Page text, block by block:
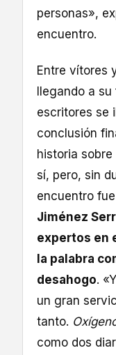
personas»,
encuentro.
Entre vítores
llegando a
escritores se
conclusión
historia
sí, pero, sin
encuentro
Jiménez
expertos en
la palabra
desahogo.
un gran
tanto.
como dos